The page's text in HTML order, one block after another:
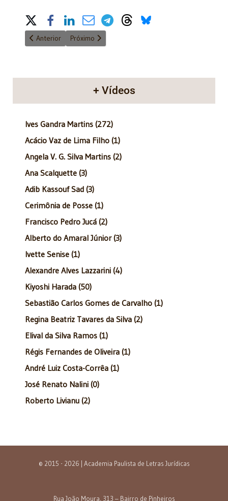
Share on Social Media
Artigo anterior: Jurista Kiyoshi Harada aponta possíveis
Anterior Próximo artigo: Últimas atualizações do jurista
Próximo
+ Vídeos
Ives Gandra Martins (272)
Acácio Vaz de Lima Filho (1)
Angela V. G. Silva Martins (2)
Ana Scalquette (3)
Adib Kassouf Sad (3)
Cerimônia de Posse (1)
Francisco Pedro Jucá (2)
Alberto do Amaral Júnior (3)
Ivette Senise (1)
Alexandre Alves Lazzarini (4)
Kiyoshi Harada (50)
Sebastião Carlos Gomes de Carvalho (1)
Regina Beatriz Tavares da Silva (2)
Elival da Silva Ramos (1)
Régis Fernandes de Oliveira (1)
André Luiz Costa-Corrêa (1)
José Renato Nalini (0)
Roberto Livianu (2)
© 2015 - 2026 | Academia Paulista de Letras Jurídicas
Rua João Moura, 313 – Bairro de Pinheiros